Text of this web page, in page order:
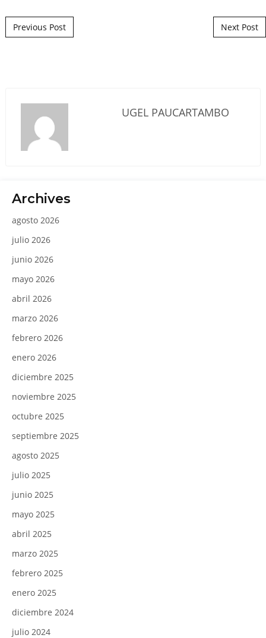
Post navigation
Previous Post Next Post
UGEL PAUCARTAMBO
Archives
agosto 2026
julio 2026
junio 2026
mayo 2026
abril 2026
marzo 2026
febrero 2026
enero 2026
diciembre 2025
noviembre 2025
octubre 2025
septiembre 2025
agosto 2025
julio 2025
junio 2025
mayo 2025
abril 2025
marzo 2025
febrero 2025
enero 2025
diciembre 2024
julio 2024